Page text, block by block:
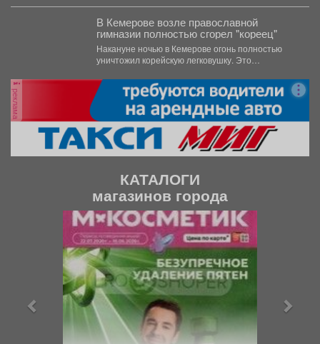
В Кемерове возле православной
гимназии полностью сгорел "кореец"
Накануне ночью в Кемерове огонь полностью
уничтожил корейскую легковушку. Это
реклама
КАТАЛОГИ
магазинов города